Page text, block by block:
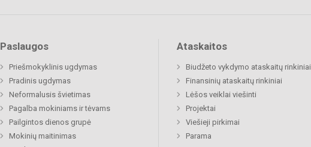
Paslaugos
Priešmokyklinis ugdymas
Pradinis ugdymas
Neformalusis švietimas
Pagalba mokiniams ir tėvams
Pailgintos dienos grupė
Mokinių maitinimas
Ataskaitos
Biudžeto vykdymo ataskaitų rinkiniai
Finansinių ataskaitų rinkiniai
Lėšos veiklai viešinti
Projektai
Viešieji pirkimai
Parama